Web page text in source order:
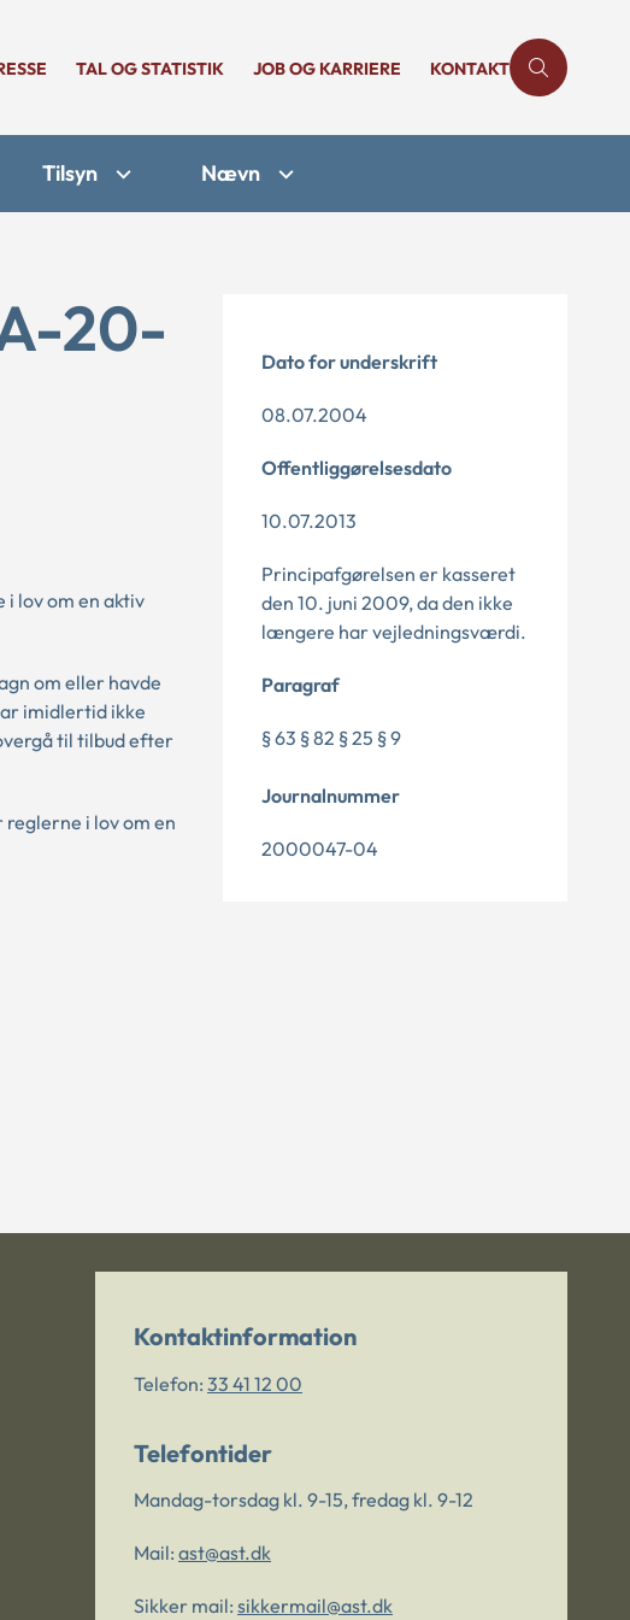
TAL OG STATISTIK JOB OG KARRIERE KONTAKT
Tilsyn Nævn
20-
lov om en aktiv
om eller havde
imidlertid ikke
til tilbud efter
i lov om en
Dato for underskrift
08.07.2004
Offentliggørelsesdato
10.07.2013
Principafgørelsen er kasseret
den 10. juni 2009, da den ikke
længere har vejledningsværdi.
Paragraf
§ 63 § 82 § 25 § 9
Journalnummer
2000047-04
Kontaktinformation
Telefon: 33 41 12 00
Telefontider
Mandag-torsdag kl. 9-15, fredag kl. 9-12
Mail: ast@ast.dk
Sikker mail: sikkermail@ast.dk